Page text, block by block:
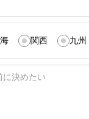
関西 九州